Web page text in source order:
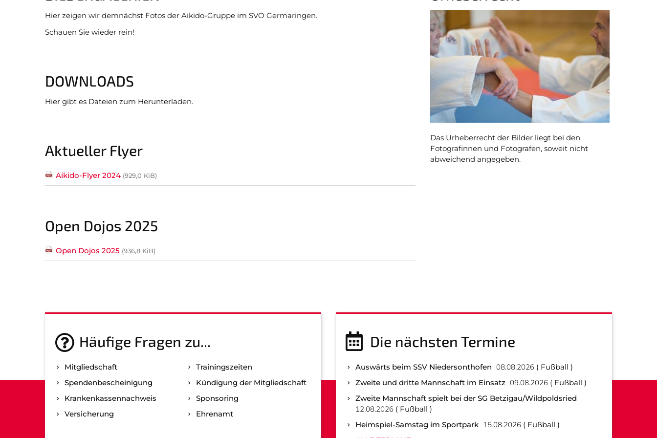
Hier zeigen wir demnächst Fotos der Aikido-Gruppe im SVO Germaringen.
Schauen Sie wieder rein!
DOWNLOADS
Hier gibt es Dateien zum Herunterladen.
Aktueller Flyer
Aikido-Flyer 2024 (929,0 KiB)
Open Dojos 2025
Open Dojos 2025 (936,8 KiB)
Das Urheberrecht der Bilder liegt bei den
Fotografinnen und Fotografen, soweit nicht
abweichend angegeben.
Häufige Fragen zu...
Mitgliedschaft
Spenden­bescheinigung
Kranken­kassen­nachweis
Versicherung
Trainingszeiten
Kündigung der Mitgliedschaft
Sponsoring
Ehrenamt
Die nächsten Termine
Auswärts beim SSV Niedersonthofen 08.08.2026
Fußball
Zweite und dritte Mannschaft im Einsatz 09.08.2026
Fußball
Zweite Mannschaft spielt bei der SG Betzigau/Wildpoldsried
12.08.2026
Fußball
Heimspiel-Samstag im Sportpark 15.08.2026
Fußball